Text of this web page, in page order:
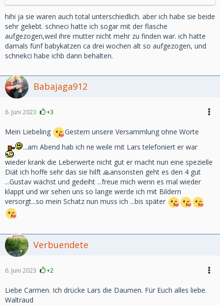
hihi ja sie waren auch total unterschiedlich. aber ich habe sie beide
sehr geliebt. schneci hatte ich sogar mit der flasche
aufgezogen,weil ihre mutter nicht mehr zu finden war. ich hatte
damals fünf babykatzen ca drei wochen alt so aufgezogen, und
schnekci habe ichb dann behalten.
Babajaga912
6. Juni 2023 +3
Mein Liebeling
Gestern unsere Versammlung ohne Worte
...am Abend hab ich ne weile mit Lars telefoniert er war
wieder krank die Leberwerte nicht gut er macht nun eine spezielle
Diät ich hoffe sehr das sie hilft 🙏ansonsten geht es den 4 gut
...Gustav wächst und gedeiht ...freue mich wenn es mal wieder
klappt und wir sehen uns so lange werde ich mit Bildern
versorgt...so mein Schatz nun muss ich ...bis später
Verbuendete
6. Juni 2023 +2
Liebe Carmen. Ich drücke Lars die Daumen. Für Euch alles liebe.
Waltraud